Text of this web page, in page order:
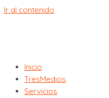
Ir al contenido
Inicio
TresMedios
Servicios